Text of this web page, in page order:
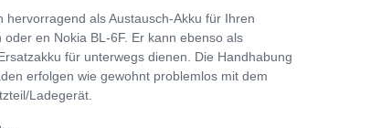
hervorragend als Austausch-Akku für Ihren
oder en Nokia BL-6F. Er kann ebenso als
für unterwegs dienen. Die Handhabung
erfolgen wie gewohnt problemlos mit dem
Ladegerät.